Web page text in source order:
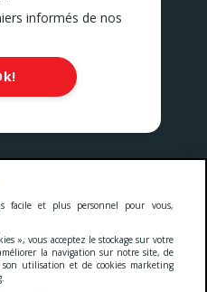
informés de nos
la TVA, les droits et les
Barrierefräiheet
facile et plus personnel pour vous,
», vous acceptez le stockage sur votre
la navigation sur notre site, de
son utilisation et de cookies marketing